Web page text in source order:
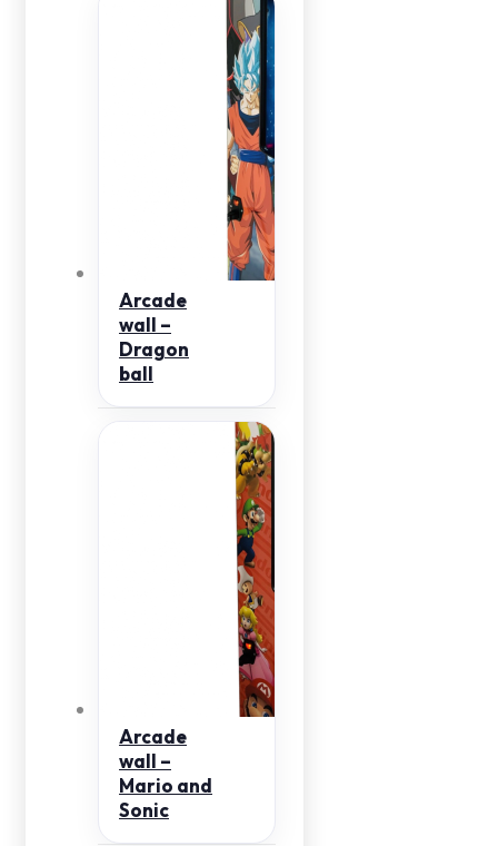
Arcade
wall –
Dragon
ball
Arcade
wall –
Mario and
Sonic